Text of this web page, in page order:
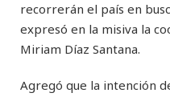
recorrerán el país en
expresó en la misiva la
Miriam Díaz Santana.
Agregó que la intención